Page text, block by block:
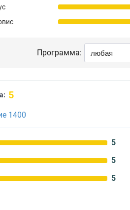
Программа:
5
1400
5
5
5